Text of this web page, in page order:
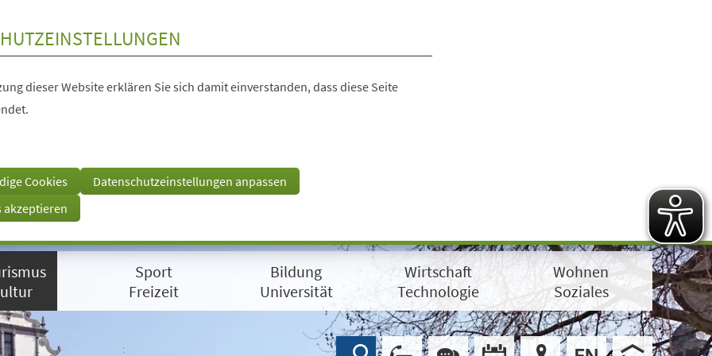
dieser Website erklären Sie sich damit einverstanden, dass diese Seite
Cookies
Datenschutzeinstellungen anpassen
akzeptieren
Sport
Freizeit
Bildung
Universität
Wirtschaft
Technologie
Wohnen
Soziales